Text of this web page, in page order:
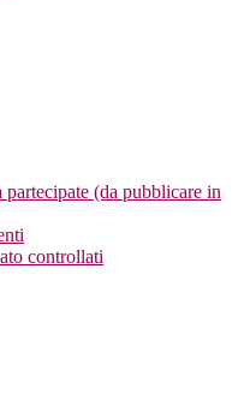
partecipate (da pubblicare in
controllati